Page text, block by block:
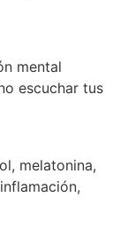
mental
escuchar tus
melatonina,